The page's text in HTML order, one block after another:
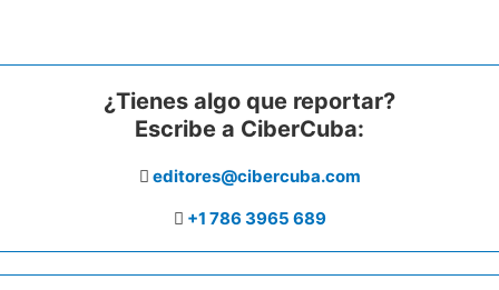
¿Tienes algo que reportar?
Escribe a CiberCuba:
editores@cibercuba.com
+1 786 3965 689